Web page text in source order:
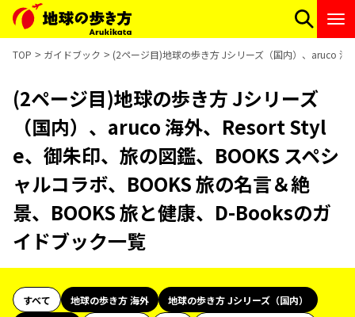
TOP ガイドブック (2ページ目)地球の歩き方 Jシリーズ（国内）、aruco 海
(2ページ目)地球の歩き方 Jシリーズ
（国内）、aruco 海外、Resort Styl
e、御朱印、旅の図鑑、BOOKS スペシ
ャルコラボ、BOOKS 旅の名言＆絶
景、BOOKS 旅と健康、D-Booksのガ
イドブック一覧
すべて 地球の歩き方 海外
地球の歩き方 Jシリーズ（国内）